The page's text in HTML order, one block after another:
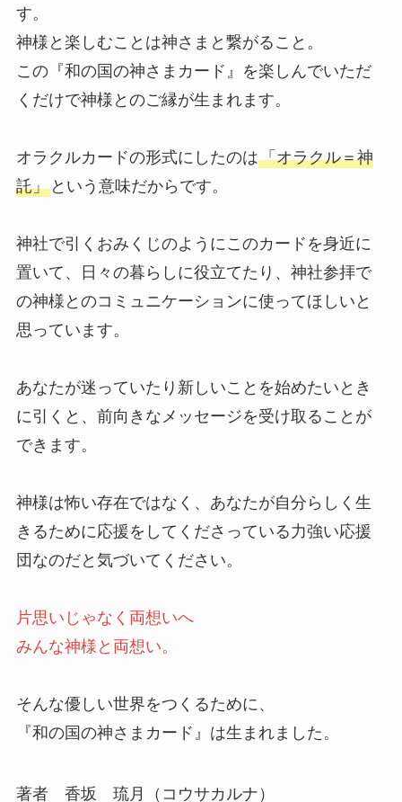
す。
神様と楽しむことは神さまと繋がること。
この『和の国の神さまカード』を楽しんでいただ
くだけで神様とのご縁が生まれます。
オラクルカードの形式にしたのは「オラクル＝神
託」という意味だからです。
神社で引くおみくじのようにこのカードを身近に
置いて、日々の暮らしに役立てたり、神社参拝で
の神様とのコミュニケーションに使ってほしいと
思っています。
あなたが迷っていたり新しいことを始めたいとき
に引くと、前向きなメッセージを受け取ることが
できます。
神様は怖い存在ではなく、あなたが自分らしく生
きるために応援をしてくださっている力強い応援
団なのだと気づいてください。
片思いじゃなく両想いへ
みんな神様と両想い。
そんな優しい世界をつくるために、
『和の国の神さまカード』は生まれました。
著者 香坂 琉月（コウサカルナ）